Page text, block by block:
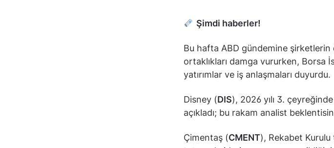
Şimdi haberler!
Bu hafta ABD gündemine şirketlerin
ortaklıkları damga vururken, Borsa
yatırımlar ve iş anlaşmaları duyurdu.
Disney (DIS), 2026 yılı 3.
açıkladı; bu rakam analist
Çimentaş (CMENT), Rekabet